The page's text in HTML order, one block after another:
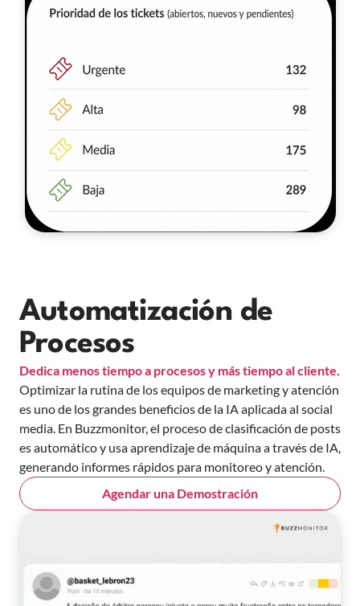
Automatización de
Procesos
Dedica menos tiempo a procesos y más tiempo al cliente.
Optimizar la rutina de los equipos de marketing y atención
es uno de los grandes beneficios de la IA aplicada al social
media. En Buzzmonitor, el proceso de clasificación de posts
es automático y usa aprendizaje de máquina a través de IA,
generando informes rápidos para monitoreo y atención.
Agendar una Demostración